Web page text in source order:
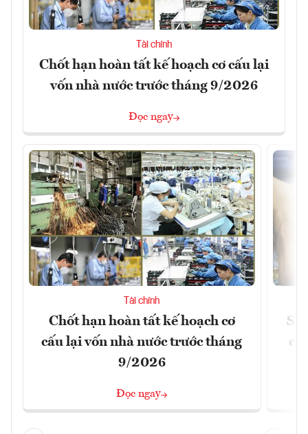
Tài chính
Chốt hạn hoàn tất kế hoạch cơ cấu lại
vốn nhà nước trước tháng 9/2026
Đọc ngay
Tài chính
Chốt hạn hoàn tất kế hoạch cơ
cấu lại vốn nhà nước trước tháng
9/2026
Đọc ngay